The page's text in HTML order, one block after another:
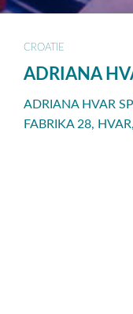
CROATIE
ADRIANA
ADRIANA HVAR
FABRIKA 28,